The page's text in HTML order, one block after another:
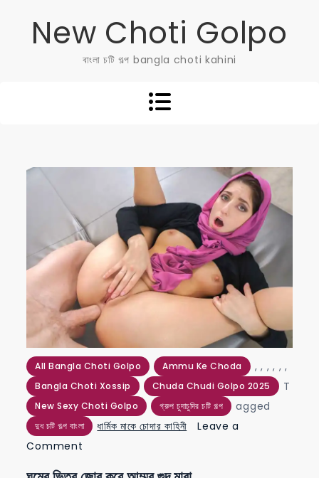
New Choti Golpo
বাংলা চটি গল্প bangla choti kahini
All Bangla Choti Golpo ,
Ammu Ke Choda ,
Bangla Choti Xossip
,
Chuda Chudi Golpo 2025
,
New Sexy Choti Golpo
,
গ্রুপ চুদাচুদির চটি গল্প
,
দুধ চটি গল্প বাংলা
T
agged
ধার্মিক মাকে চোদার কাহিনী
Leave a
Comment